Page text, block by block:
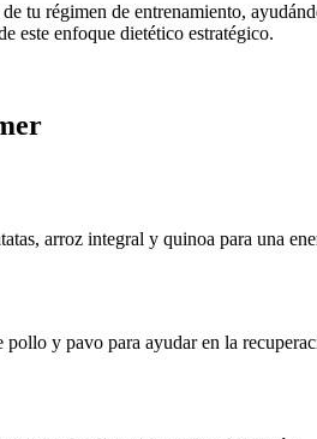
tu régimen de entrenamiento,
este enfoque dietético estratégico.
arroz integral y quinoa para una
pollo y pavo para ayudar en la